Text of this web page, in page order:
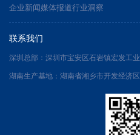
企业新闻媒体报道行业洞察
联系我们
深圳总部：深圳市宝安区石岩镇宏发工
湖南生产基地：湖南省湘乡市开发经济